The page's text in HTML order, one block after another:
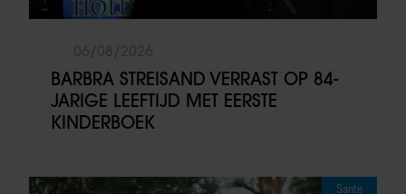
BARBRA STREISAND VERRAST OP 84-
JARIGE LEEFTIJD MET EERSTE
KINDERBOEK
Sante